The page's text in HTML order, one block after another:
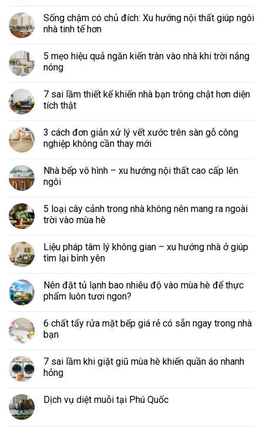
Sống chậm có chủ đích: Xu hướng nội thất giúp ngôi
nhà tinh tế hơn
5 mẹo hiệu quả ngăn kiến tràn vào nhà khi trời nắng
nóng
7 sai lầm thiết kế khiến nhà bạn trông chật hơn diện
tích thật
3 cách đơn giản xử lý vết xước trên sàn gỗ công
nghiệp không cần thay mới
Nhà bếp vô hình – xu hướng nội thất cao cấp lên
ngôi
5 loại cây cảnh trong nhà không nên mang ra ngoài
trời vào mùa hè
Liệu pháp tâm lý không gian – xu hướng nhà ở giúp
tìm lại bình yên
Nên đặt tủ lạnh bao nhiêu độ vào mùa hè để thực
phẩm luôn tươi ngon?
6 chất tẩy rửa mặt bếp giá rẻ có sẵn ngay trong nhà
bạn
7 sai lầm khi giặt giũ mùa hè khiến quần áo nhanh
hỏng
Dịch vụ diệt muỗi tại Phú Quốc